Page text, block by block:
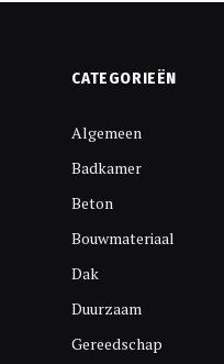
CATEGORIEËN
Algemeen
Badkamer
Beton
Bouwmateriaal
Dak
Duurzaam
Gereedschap